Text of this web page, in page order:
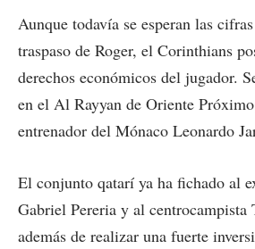
Aunque todavía se esperan las
traspaso de Roger, el Corinthians
derechos económicos del jugador.
en el Al Rayyan de Oriente
entrenador del Mónaco Leonardo
El conjunto qatarí ya ha fichado al
Gabriel Pereria y al centrocampista
además de realizar una fuerte